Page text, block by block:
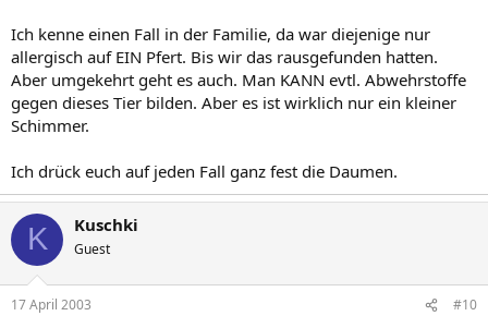
Ich kenne einen Fall in der Familie, da war diejenige nur
allergisch auf EIN Pfert. Bis wir das rausgefunden hatten.
Aber umgekehrt geht es auch. Man KANN evtl. Abwehrstoffe
gegen dieses Tier bilden. Aber es ist wirklich nur ein kleiner
Schimmer.
Ich drück euch auf jeden Fall ganz fest die Daumen.
K Kuschki
Guest
17 April 2003 #10